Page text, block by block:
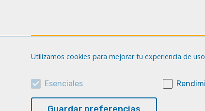
Utilizamos cookies para mejorar tu experiencia de
Esenciales